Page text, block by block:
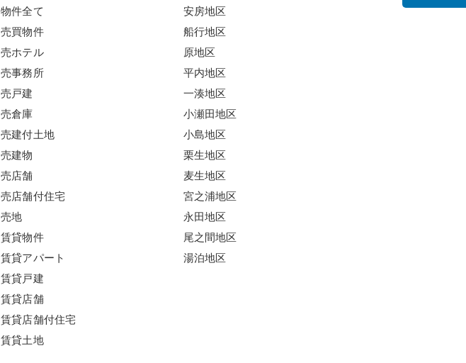
物件全て
売買物件
売ホテル
売事務所
売戸建
売倉庫
売建付土地
売建物
売店舗
売店舗付住宅
売地
賃貸物件
賃貸アパート
賃貸戸建
賃貸店舗
賃貸店舗付住宅
賃貸土地
安房地区
船行地区
原地区
平内地区
一湊地区
小瀬田地区
小島地区
栗生地区
麦生地区
宮之浦地区
永田地区
尾之間地区
湯泊地区